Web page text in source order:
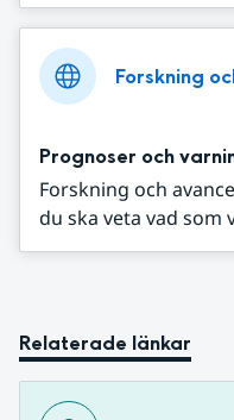
Forskning
Prognoser och
Forskning och
du ska veta vad som
Relaterade länkar